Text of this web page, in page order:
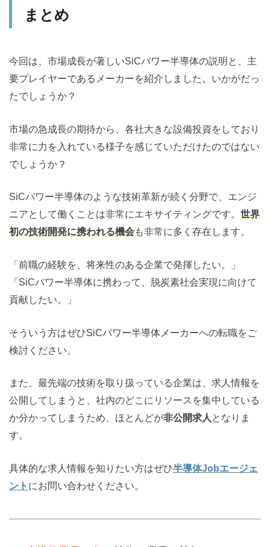
まとめ
今回は、市場成長が著しいSiCパワー半導体の説明と、主
要プレイヤーであるメーカーを紹介しました。いかがだっ
たでしょうか？
市場の急成長の期待から、各社大きな設備投資をしており
非常に力を入れている様子を感じていただけたのではない
でしょうか？
SiCパワー半導体のような技術革新が続く分野で、エンジ
ニアとして働くことは非常にエキサイティングです。 世界
初の技術開発に携われる機会も非常に多く存在します。
「前職の経験を、将来性のある企業で発揮したい。」
「SiCパワー半導体に携わって、脱炭素社会実現に向けて
貢献したい。」
そういう方はぜひSiCパワー半導体メーカーへの転職をご
検討ください。
また、最先端の技術を取り扱っている企業は、求人情報を
公開してしまうと、社内のどこにリソースを集中している
か分かってしまうため、ほとんどが非公開求人 となりま
す。
具体的な求人情報を知りたい方はぜひ半導体Jobエージェ
ント にお問い合わせください。